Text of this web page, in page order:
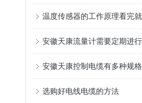
选购好电线电缆的方法